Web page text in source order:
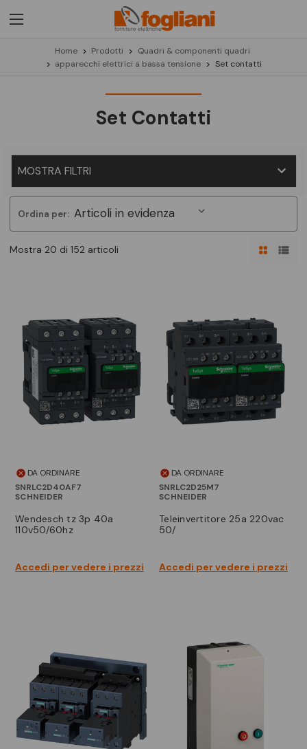
Home Prodotti
Quadri & componenti quadri
apparecchi elettrici a bassa tensione
Set contatti
Set Contatti
MOSTRA FILTRI
Mostra 20 di 152 articoli
Ordina per:
DA ORDINARE
SNRLC2D40AF7
SCHNEIDER
wendesch tz 3p 40a
110v50/60hz
Accedi per vedere i prezzi
DA ORDINARE
SNRLC2D25M7
SCHNEIDER
teleinvertitore 25a 220vac
50/
Accedi per vedere i prezzi